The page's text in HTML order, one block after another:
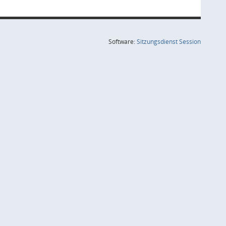
Software:SitzungsdienstSession(Wird in